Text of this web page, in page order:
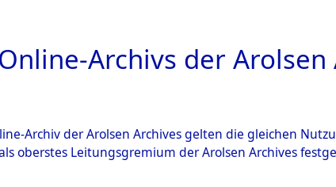
ARCHIVALE ÜBERSICHT BILD
Archivs der Arolsen
Archiv der Arolsen Archives gelten die gleichen
oberstes Leitungsgremium der Arolsen Archives